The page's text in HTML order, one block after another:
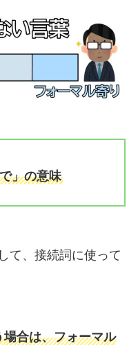
」の意味
て、接続詞に使って
合は、フォーマル